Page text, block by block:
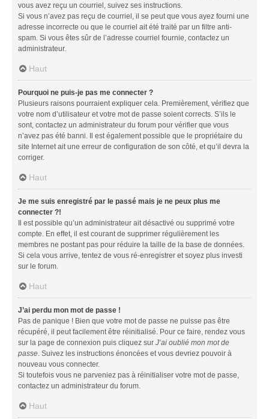
vous avez reçu un courriel, suivez ses instructions.
Si vous n’avez pas reçu de courriel, il se peut que vous ayez fourni une
adresse incorrecte ou que le courriel ait été traité par un filtre anti-
spam. Si vous êtes sûr de l’adresse courriel fournie, contactez un
administrateur.
Haut
Pourquoi ne puis-je pas me connecter ?
Plusieurs raisons pourraient expliquer cela. Premièrement, vérifiez que
votre nom d’utilisateur et votre mot de passe soient corrects. S’ils le
sont, contactez un administrateur du forum pour vérifier que vous
n’avez pas été banni. Il est également possible que le propriétaire du
site Internet ait une erreur de configuration de son côté, et qu’il devra la
corriger.
Haut
Je me suis enregistré par le passé mais je ne peux plus me
connecter ?!
Il est possible qu’un administrateur ait désactivé ou supprimé votre
compte. En effet, il est courant de supprimer régulièrement les
membres ne postant pas pour réduire la taille de la base de données.
Si cela vous arrive, tentez de vous ré-enregistrer et soyez plus investi
sur le forum.
Haut
J’ai perdu mon mot de passe !
Pas de panique ! Bien que votre mot de passe ne puisse pas être
récupéré, il peut facilement être réinitialisé. Pour ce faire, rendez vous
sur la page de connexion puis cliquez sur J’ai oublié mon mot de
passe. Suivez les instructions énoncées et vous devriez pouvoir à
nouveau vous connecter.
Si toutefois vous ne parveniez pas à réinitialiser votre mot de passe,
contactez un administrateur du forum.
Haut